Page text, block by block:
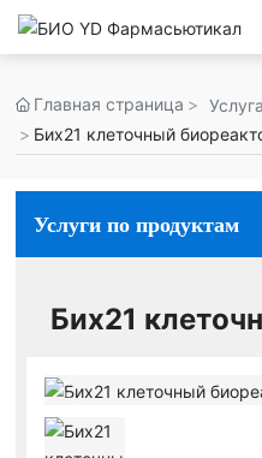
Главная страница
Бих21 клеточный
Услуги по продуктам
Бих21